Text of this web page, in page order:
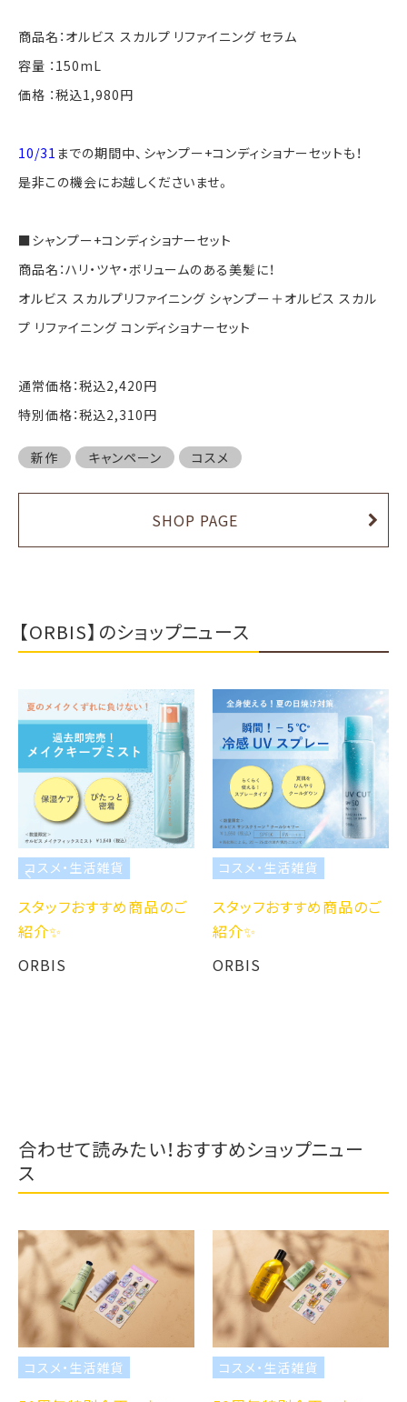
商品名：オルビス スカルプ リファイニング セラム
容量 ：150mL
価格 ：税込1,980円
10/31 までの期間中、シャンプー+コンディショナーセットも！
是非この機会にお越しくださいませ。
■シャンプー+コンディショナーセット
商品名：ハリ・ツヤ・ボリュームのある美髪に！
オルビス スカルプリファイニング シャンプー＋オルビス スカル
プ リファイニング コンディショナーセット
通常価格：税込2,420円
特別価格：税込2,310円
新作 キャンペーン コスメ
SHOP PAGE
【ORBIS】のショップニュース
コスメ・生活雑貨
スタッフおすすめ商品のご
紹介✨
ORBIS
コスメ・生活雑貨
スタッフおすすめ商品のご
紹介✨
ORBIS
合わせて読みたい！おすすめショップニュー
ス
コスメ・生活雑貨 コスメ・生活雑貨